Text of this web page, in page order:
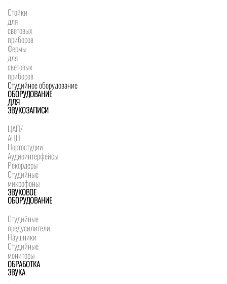
Стойки
для
световых
приборов
Фермы
для
световых
приборов
Студийное оборудование
ОБОРУДОВАНИЕ
ДЛЯ
ЗВУКОЗАПИСИ
ЦАП/
АЦП
Портостудии
Аудиоинтерфейсы
Рекордеры
Студийные
микрофоны
ЗВУКОВОЕ
ОБОРУДОВАНИЕ
Студийные
предусилители
Наушники
Студийные
мониторы
ОБРАБОТКА
ЗВУКА